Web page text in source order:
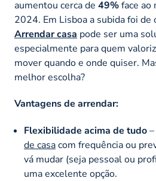
aumentou cerca de 49%face ao
2024. Em Lisboa a subida foi de
Arrendar casa pode ser uma
especialmente para quem
mover quando e onde quiser.
melhor escolha?
Vantagens de arrendar:
Flexibilidade acima de tudo
de casacom frequência ou
vá mudar (seja pessoal ou
uma excelente opção.